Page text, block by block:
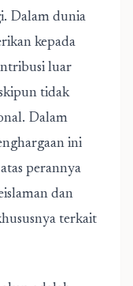
Dalam dunia
kepada
luar
tidak
Dalam
ini
perannya
dan
terkait